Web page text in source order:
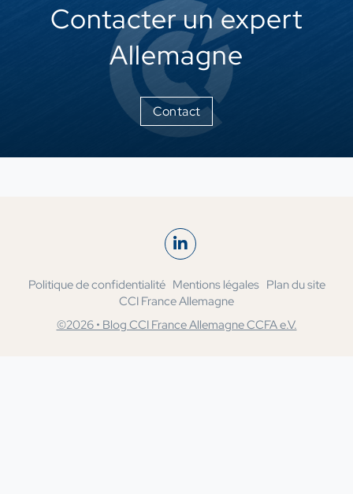
Contacter un expert
Allemagne
Contact
Politique de confidentialité Mentions légales Plan du site
CCI France Allemagne
©2026 • Blog CCI France Allemagne CCFA e.V.